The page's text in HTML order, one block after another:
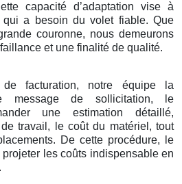
capacité d’adaptation vise à
qui a besoin du volet fiable. Que
couronne, nous demeurons
et une finalité de qualité.
facturation, notre équipe la
message de sollicitation, le
une estimation détaillé,
travail, le coût du matériel, tout
De cette procédure, le
les coûts indispensable en